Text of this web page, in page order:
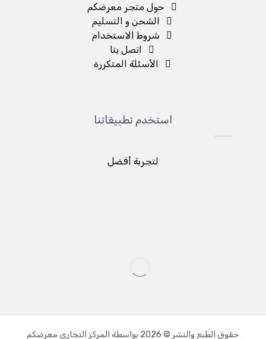
حول متجر معرضكم
الشحن و التسليم
شروط الاستخدام
اتصل بنا
الأسئلة المتكررة
استخدم تطبيقاتنا
لتجربة أفضل
حقوق الطبع والنشر © 2026 بواسطة المركز التجاري معرضكم